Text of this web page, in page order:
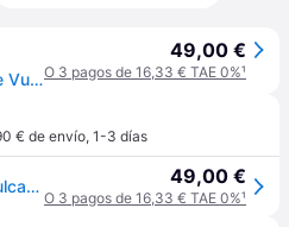
SSD Team Group T-Force Vulcan Z 256GB SATA III (520/450MB/s)
49,00 €
O 3 pagos de 16,33 € TAE 0%¹
€ de envío, 1-3 días
SSD Team Group T-Force Vulcan Z 256GB SATA III (520/450MB/s) 49,00 €
O 3 pagos de 16,33 € TAE 0%¹